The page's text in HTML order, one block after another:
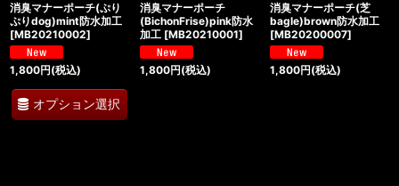
消臭マナーポーチ(ぷり
ぷりdog)mint防水加工
[MB20210002]
1,800円(税込)
オプション選択
消臭マナーポーチ
(BichonFrise)pink防水
加工 [MB20210001]
1,800円(税込)
消臭マナーポーチ(芝
bagle)brown防水加工
[MB20200007]
1,800円(税込)